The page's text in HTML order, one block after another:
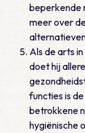
beperkende
meer over
Als de arts
doet hij
functies is
betrokkene
hygiënische